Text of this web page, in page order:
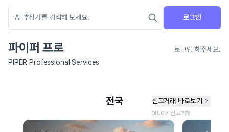
로그인
파이퍼 프로
로그인 해주세요.
PIPER Professional Services